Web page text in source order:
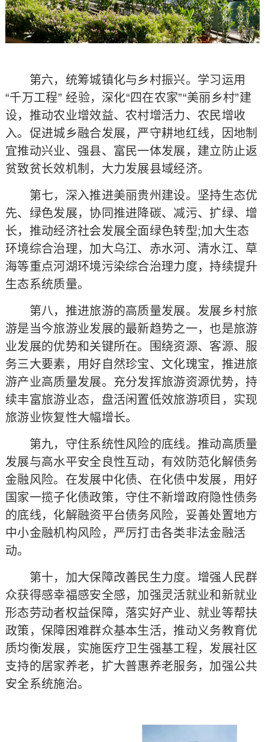
第六，统筹城镇化与乡村振兴。学习运用
“千万工程” 经验，深化“四在农家”“美丽乡村”建
设，推动农业增效益、农村增活力、农民增收
入。促进城乡融合发展，严守耕地红线，因地制
宜推动兴业、强县、富民一体发展，建立防止返
贫致贫长效机制，大力发展县域经济。
第七，深入推进美丽贵州建设。坚持生态优
先、绿色发展，协同推进降碳、减污、扩绿、增
长，推动经济社会发展全面绿色转型;加大生态
环境综合治理，加大乌江、赤水河、清水江、草
海等重点河湖环境污染综合治理力度，持续提升
生态系统质量。
第八，推进旅游的高质量发展。发展乡村旅
游是当今旅游业发展的最新趋势之一，也是旅游
业发展的优势和关键所在。围绕资源、客源、服
务三大要素，用好自然珍宝、文化瑰宝，推进旅
游产业高质量发展。充分发挥旅游资源优势，持
续丰富旅游业态，盘活闲置低效旅游项目，实现
旅游业恢复性大幅增长。
第九，守住系统性风险的底线。推动高质量
发展与高水平安全良性互动，有效防范化解债务
金融风险。在发展中化债、在化债中发展，用好
国家一揽子化债政策，守住不新增政府隐性债务
的底线，化解融资平台债务风险，妥善处置地方
中小金融机构风险，严厉打击各类非法金融活
动。
第十，加大保障改善民生力度。增强人民群
众获得感幸福感安全感，加强灵活就业和新就业
形态劳动者权益保障，落实好产业、就业等帮扶
政策，保障困难群众基本生活，推动义务教育优
质均衡发展，实施医疗卫生强基工程，发展社区
支持的居家养老，扩大普惠养老服务，加强公共
安全系统施治。